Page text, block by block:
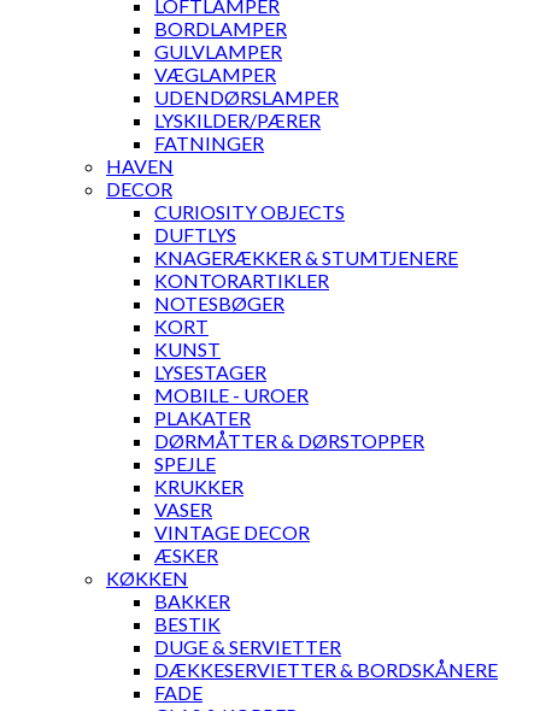
LOFTLAMPER
BORDLAMPER
GULVLAMPER
VÆGLAMPER
UDENDØRSLAMPER
LYSKILDER/PÆRER
FATNINGER
HAVEN
DECOR
CURIOSITY OBJECTS
DUFTLYS
KNAGERÆKKER & STUMTJENERE
KONTORARTIKLER
NOTESBØGER
KORT
KUNST
LYSESTAGER
MOBILE - UROER
PLAKATER
DØRMÅTTER & DØRSTOPPER
SPEJLE
KRUKKER
VASER
VINTAGE DECOR
ÆSKER
KØKKEN
BAKKER
BESTIK
DUGE & SERVIETTER
DÆKKESERVIETTER & BORDSKÅNERE
FADE